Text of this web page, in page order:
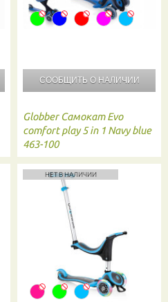
СООБЩИТЬ О НАЛИЧИИ
Globber Самокат Evo
comfort play 5 in 1 Navy blue
463-100
НЕТ В НАЛИЧИИ